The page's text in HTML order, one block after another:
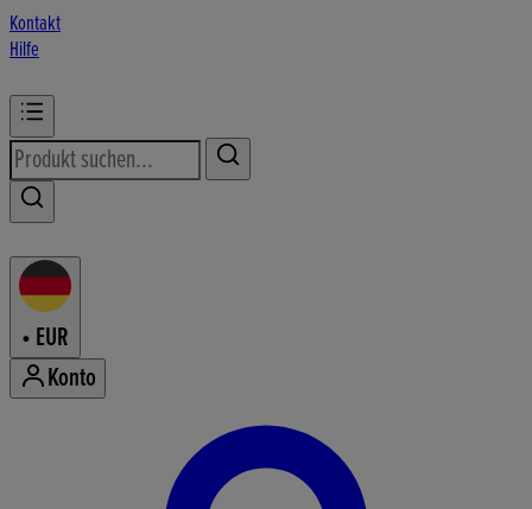
Kontakt
Hilfe
• EUR
Konto